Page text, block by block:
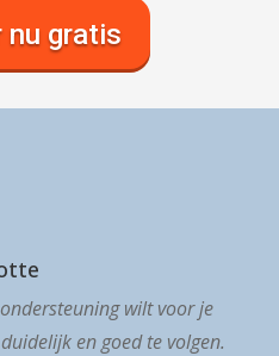
nu gratis
wilt voor je
en goed te volgen.